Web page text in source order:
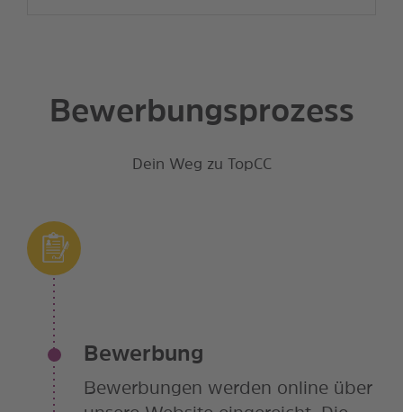
Bewerbungsprozess
Dein Weg zu TopCC
Bewerbung
Bewerbungen werden online über